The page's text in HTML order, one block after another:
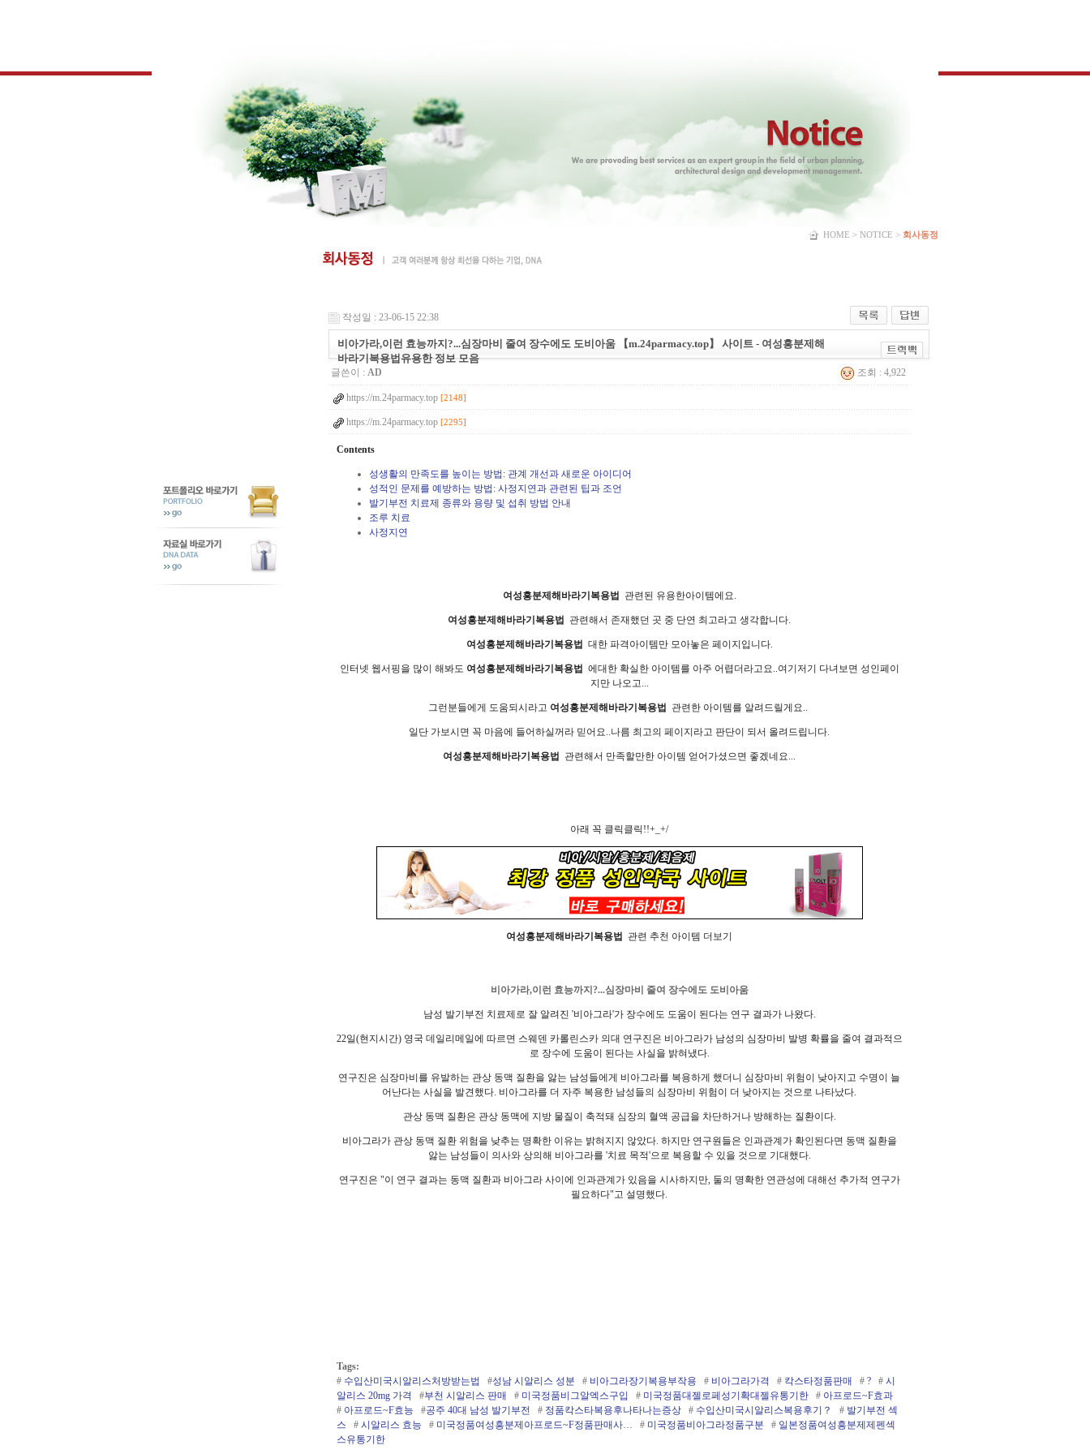
HOME > NOTICE > 회사동정
작성일 : 23-06-15 22:38
비아가라,이런 효능까지?...심장마비 줄여 장수에도 도비아움 【m.24parmacy.top】 사이트 - 여성흥분제해
바라기복용법유용한 정보 모음
글쓴이 : AD 조회 : 4,922
https://m.24parmacy.top [2148]
https://m.24parmacy.top [2295]
Contents
성생활의 만족도를 높이는 방법: 관계 개선과 새로운 아이디어
성적인 문제를 예방하는 방법: 사정지연과 관련된 팁과 조언
발기부전 치료제 종류와 용량 및 섭취 방법 안내
조루 치료
사정지연
여성흥분제해바라기복용법 관련된 유용한아이템에요.
여성흥분제해바라기복용법 관련해서 존재했던 곳 중 단연 최고라고 생각합니다.
여성흥분제해바라기복용법 대한 파격아이템만 모아놓은 페이지입니다.
인터넷 웹서핑을 많이 해봐도 여성흥분제해바라기복용법 에대한 확실한 아이템를 아주 어렵더라고요..여기저기 다녀보면 성인페이
지만 나오고...
그런분들에게 도움되시라고 여성흥분제해바라기복용법 관련한 아이템를 알려드릴게요..
일단 가보시면 꼭 마음에 들어하실꺼라 믿어요..나름 최고의 페이지라고 판단이 되서 올려드립니다.
여성흥분제해바라기복용법 관련해서 만족할만한 아이템 얻어가셨으면 좋겠네요...
아래 꼭 클릭클릭!!+_+/
여성흥분제해바라기복용법 관련 추천 아이템 더보기
비아가라,이런 효능까지?...심장마비 줄여 장수에도 도비아움
남성 발기부전 치료제로 잘 알려진 '비아그라'가 장수에도 도움이 된다는 연구 결과가 나왔다.
22일(현지시간) 영국 데일리메일에 따르면 스웨덴 카롤린스카 의대 연구진은 비아그라가 남성의 심장마비 발병 확률을 줄여 결과적으
로 장수에 도움이 된다는 사실을 밝혀냈다.
연구진은 심장마비를 유발하는 관상 동맥 질환을 앓는 남성들에게 비아그라를 복용하게 했더니 심장마비 위험이 낮아지고 수명이 늘
어난다는 사실을 발견했다. 비아그라를 더 자주 복용한 남성들의 심장마비 위험이 더 낮아지는 것으로 나타났다.
관상 동맥 질환은 관상 동맥에 지방 물질이 축적돼 심장의 혈액 공급을 차단하거나 방해하는 질환이다.
비아그라가 관상 동맥 질환 위험을 낮추는 명확한 이유는 밝혀지지 않았다. 하지만 연구원들은 인과관계가 확인된다면 동맥 질환을
앓는 남성들이 의사와 상의해 비아그라를 '치료 목적'으로 복용할 수 있을 것으로 기대했다.
연구진은 "이 연구 결과는 동맥 질환과 비아그라 사이에 인과관계가 있음을 시사하지만, 둘의 명확한 연관성에 대해선 추가적 연구가
필요하다"고 설명했다.
켓 a
l
l
m
y
o
Tags:
#수입산미국시­알리스처방받는법 #성남 시알리스 성분 #비­아그라장기복용부작용 #비­아그라가격 #칵스타정품판매 #?#시
알리스 20mg 가격
#부천 시알리스 판매 #미국정품비그알엑스구입 #미국정품대젤로페성기확대젤유통기한#아프로드~F효과
#아프로드~F효능 #공주 40대 남성 발기부전 #정품칵스타복용후나타나는증상#수입산미국시­알리스복용후기？ #발기부전 섹
스 #시알리스 효능 #미국정품여성흥분제아프로드~F정품판매사… #미국정품비­아그라정품구분 #일본정품여성흥분제제펜섹
스유통기한